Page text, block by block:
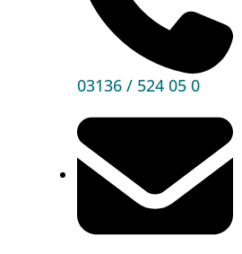
03136 / 524 05 0